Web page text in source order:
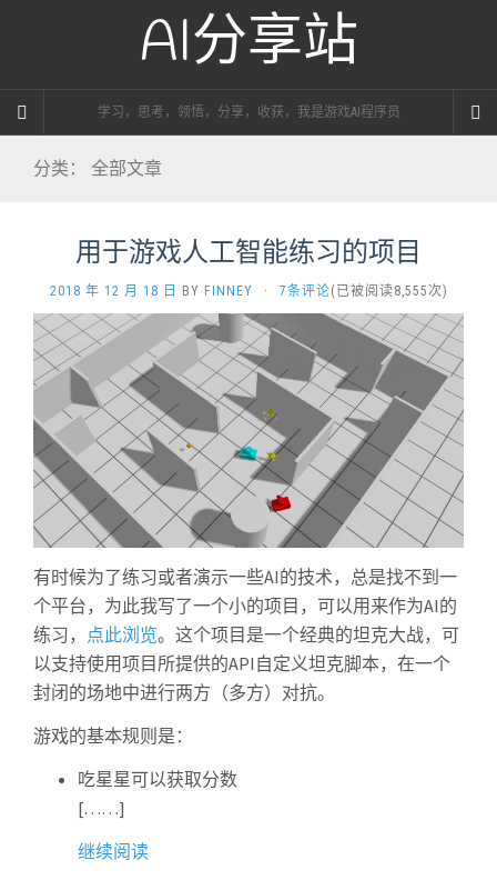
AI分享站
学习，思考，领悟，分享，收获，我是游戏AI程序员
分类： 全部文章
用于游戏人工智能练习的项目
2018 年 12 月 18 日 BY FINNEY · 7条评论(已被阅读8,555次)
有时候为了练习或者演示一些AI的技术，总是找不到一
个平台，为此我写了一个小的项目，可以用来作为AI的
练习， 点此浏览。这个项目是一个经典的坦克大战，可
以支持使用项目所提供的API自定义坦克脚本，在一个
封闭的场地中进行两方（多方）对抗。
游戏的基本规则是：
吃星星可以获取分数
[……]
继续阅读